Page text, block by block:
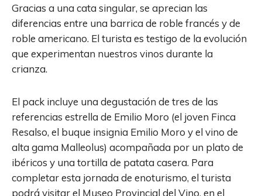
Gracias a una cata singular, se aprecian las
diferencias entre una barrica de roble francés y de
roble americano. El turista es testigo de la evolución
que experimentan nuestros vinos durante la
crianza.
El pack incluye una degustación de tres de las
referencias estrella de Emilio Moro (el joven Finca
Resalso, el buque insignia Emilio Moro y el vino de
alta gama Malleolus) acompañada por un plato de
ibéricos y una tortilla de patata casera. Para
completar esta jornada de enoturismo, el turista
podrá visitar el Museo Provincial del Vino, en el